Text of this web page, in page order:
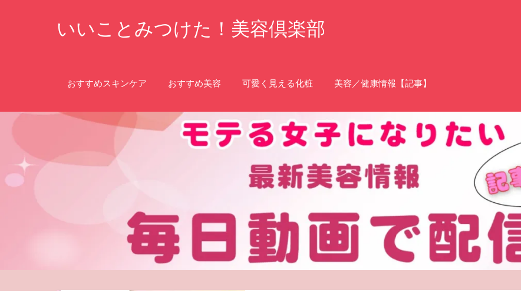
ス
いいことみつけた！美容倶楽部
おすすめスキンケア おすすめ美容 可愛く見える化粧 美容／健康情報【記事】